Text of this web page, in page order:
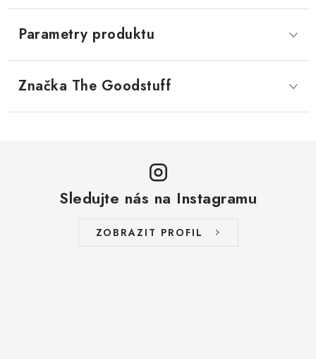
Parametry produktu
Značka The Goodstuff
Sledujte nás na Instagramu
ZOBRAZIT PROFIL